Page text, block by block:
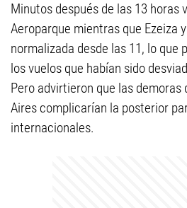
Minutos después de las 13 horas
Aeroparque mientras que Ezeiza
normalizada desde las 11, lo que
los vuelos que habían sido
Pero advirtieron que las demoras
Aires complicarían la posterior
internacionales.